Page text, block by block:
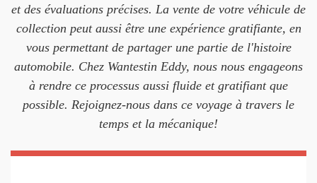
et des évaluations précises. La vente de votre véhicule de
collection peut aussi être une expérience gratifiante, en
vous permettant de partager une partie de l'histoire
automobile. Chez Wantestin Eddy, nous nous engageons
à rendre ce processus aussi fluide et gratifiant que
possible. Rejoignez-nous dans ce voyage à travers le
temps et la mécanique!